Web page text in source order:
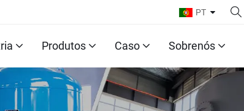
PT
Produtos Caso Sobrenós